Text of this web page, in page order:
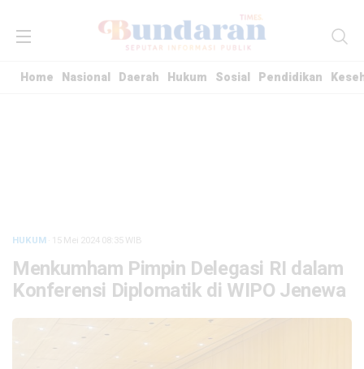
Home Nasional Daerah Hukum Sosial Pendidikan
HUKUM · 15 Mei 2024 08:35WIB
Menkumham Pimpin Delegasi RI dalam
Konferensi Diplomatik di WIPO Jenewa